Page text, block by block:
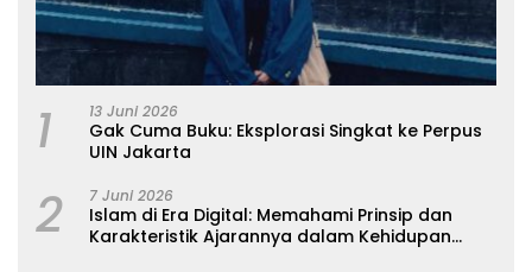
1 13 Juni 2026
Gak Cuma Buku: Eksplorasi Singkat ke Perpus
UIN Jakarta
2 7 Juni 2026
Islam di Era Digital: Memahami Prinsip dan
Karakteristik Ajarannya dalam Kehidupan